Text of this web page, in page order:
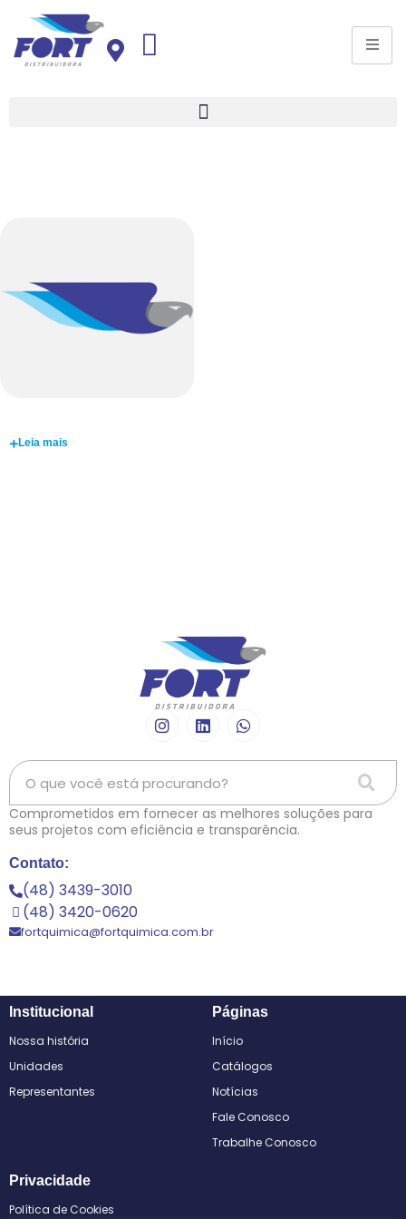
Leia mais
Comprometidos em fornecer as melhores soluções para
seus projetos com eficiência e transparência.
Contato:
(48) 3439-3010
(48) 3420-0620
fortquimica@fortquimica.com.br
Institucional
Nossa história
Unidades
Representantes
Páginas
Início
Catálogos
Notícias
Fale Conosco
Trabalhe Conosco
Privacidade
Política de Cookies